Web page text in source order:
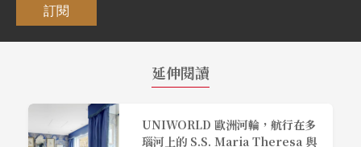
訂閱
延伸閱讀
UNIWORLD 歐洲河輪，航行在多
瑙河上的 S.S. Maria Theresa 與